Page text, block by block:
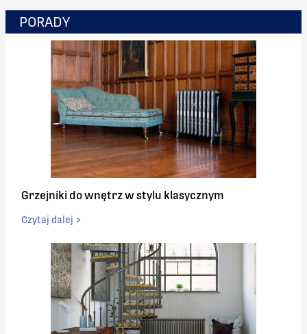
PORADY
Grzejniki do wnętrz w stylu klasycznym
Czytaj dalej >